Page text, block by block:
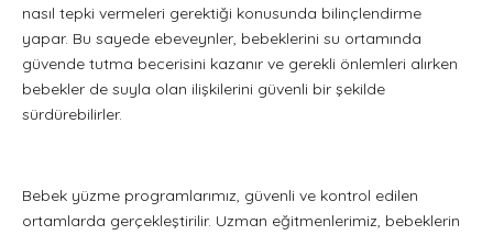
nasıl tepki vermeleri gerektiği konusunda bilinçlendirme
yapar. Bu sayede ebeveynler, bebeklerini su ortamında
güvende tutma becerisini kazanır ve gerekli önlemleri alırken
bebekler de suyla olan ilişkilerini güvenli bir şekilde
sürdürebilirler.
Bebek yüzme programlarımız, güvenli ve kontrol edilen
ortamlarda gerçekleştirilir. Uzman eğitmenlerimiz, bebeklerin